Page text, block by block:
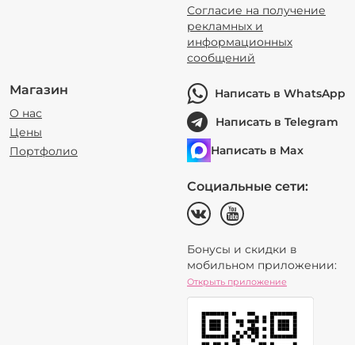
Согласие на получение
рекламных и
информационных
сообщений
Магазин
О нас
Цены
Портфолио
Написать в WhatsApp
Написать в Telegram
Написать в Max
Социальные сети:
Бонусы и скидки в
мобильном приложении:
Открыть приложение